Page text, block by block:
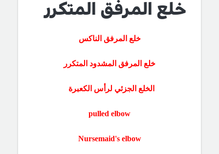
خلع المرفق المتكرر
خلع المرفق الناكس
خلع المرفق المشدود المتكرر
الخلع الجزئي لرأس الكعبرة
pulled elbow
Nursemaid's elbow